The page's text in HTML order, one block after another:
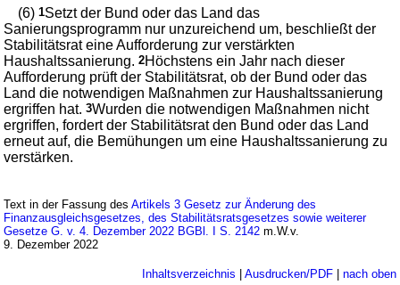
(6)1Setzt der Bund oder das Land das
Sanierungsprogramm nur unzureichend um, beschließt der
Stabilitätsrat eine Aufforderung zur verstärkten
Haushaltssanierung.2Höchstens ein Jahr nach dieser
Aufforderung prüft der Stabilitätsrat, ob der Bund oder das
Land die notwendigen Maßnahmen zur Haushaltssanierung
ergriffen hat.3Wurden die notwendigen Maßnahmen nicht
ergriffen, fordert der Stabilitätsrat den Bund oder das Land
erneut auf, die Bemühungen um eine Haushaltssanierung zu
verstärken.
Text in der Fassung desArtikels 3 Gesetz zur Änderung des
Finanzausgleichsgesetzes, des Stabilitätsratsgesetzes sowie weiterer
Gesetze G. v. 4. Dezember 2022 BGBl. I S. 2142 m.W.v.
9. Dezember 2022
Inhaltsverzeichnis | Ausdrucken/PDF| nach oben